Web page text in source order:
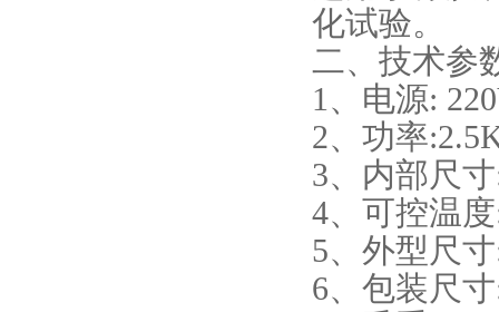
化试验。
二、技术参
1、电源:
2、功率
3、内部尺
4、可控温
5、外型尺寸
6、包装尺寸